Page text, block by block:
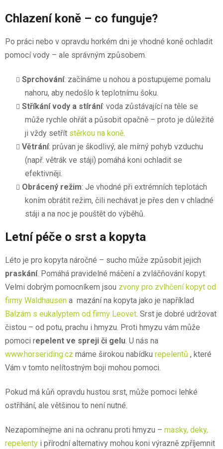
Chlazení koně – co funguje?
Po práci nebo v opravdu horkém dni je vhodné koně ochladit
pomocí vody – ale správným způsobem.
Sprchování: začínáme u nohou a postupujeme pomalu
nahoru, aby nedošlo k teplotnímu šoku.
Stříkání vody a stírání: voda zůstávající na těle se
může rychle ohřát a působit opačně – proto je důležité
ji vždy setřít stěrkou na koně.
Větrání: průvan je škodlivý, ale mírný pohyb vzduchu
(např. větrák ve stáji) pomáhá koni ochladit se
efektivněji.
Obrácený režim: Je vhodné při extrémních teplotách
koním obrátit režim, čili nechávat je přes den v chladné
stáji a na noc je pouštět do výběhů.
Letní péče o srst a kopyta
Léto je pro kopyta náročné – sucho může způsobit jejich
praskání. Pomáhá pravidelné máčení a zvláčňování kopyt.
Velmi dobrým pomocníkem jsou zvony pro zvlhčení kopyt od
firmy Waldhausen a mazání na kopyta jako je například
Balzám s eukalyptem od firmy Leovet. Srst je dobré udržovat
čistou – od potu, prachu i hmyzu. Proti hmyzu vám může
pomoci repelent ve spreji či gelu. U nás na
www.horseriding.cz máme širokou nabídku repelentů , které
Vám v tomto nelítostným boji mohou pomoci.
Pokud má kůň opravdu hustou srst, může pomoci lehké
ostříhání, ale většinou to není nutné.
Nezapomínejme ani na ochranu proti hmyzu – masky, deky,
repelenty i přírodní alternativy mohou koni výrazně zpříjemnit